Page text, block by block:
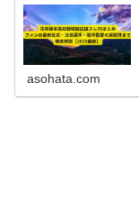
asohata.com